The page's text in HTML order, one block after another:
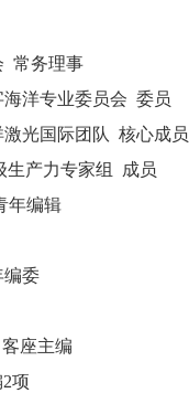
常务理事
洋专业委员会 委员
光国际团队 核心成员
生产力专家组
成员
年编辑
编委
客座主编
2项